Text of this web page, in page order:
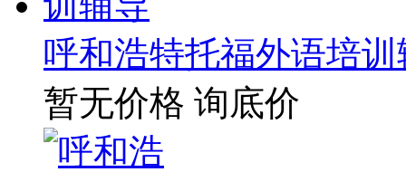
呼和浩特托福外语培训
暂无价格 询底价